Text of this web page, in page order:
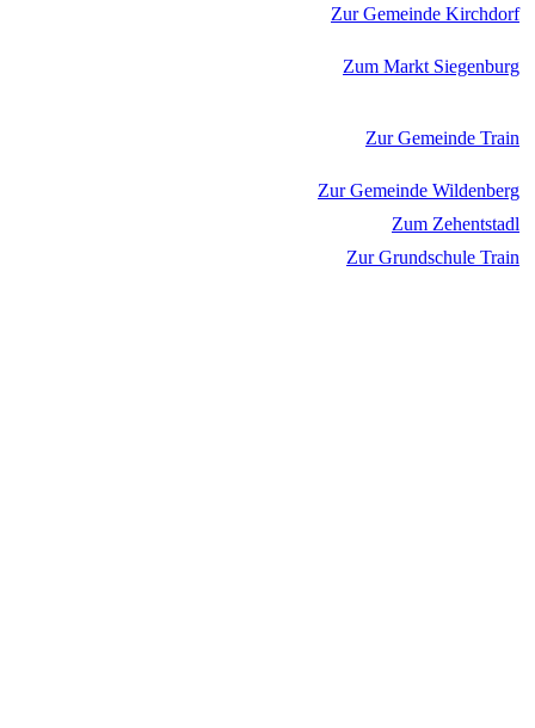
Zur Gemeinde Kirchdorf
Zum Markt Siegenburg
Zur Gemeinde Train
Zur Gemeinde Wildenberg
Zum Zehentstadl
Zur Grundschule Train